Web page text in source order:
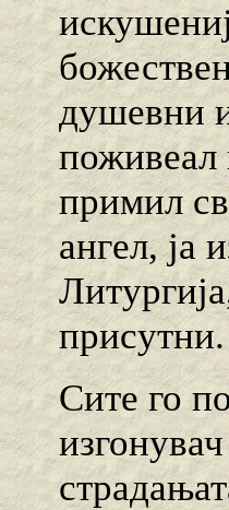
душевни
поживеал
примил
ангел, ја
присутни.
Сите го